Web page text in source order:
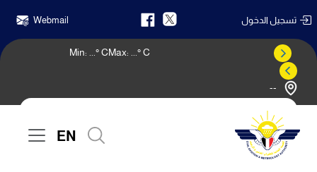
تسجيل الدخول Webmail
--
Max: ° C
Min: ° C
EN